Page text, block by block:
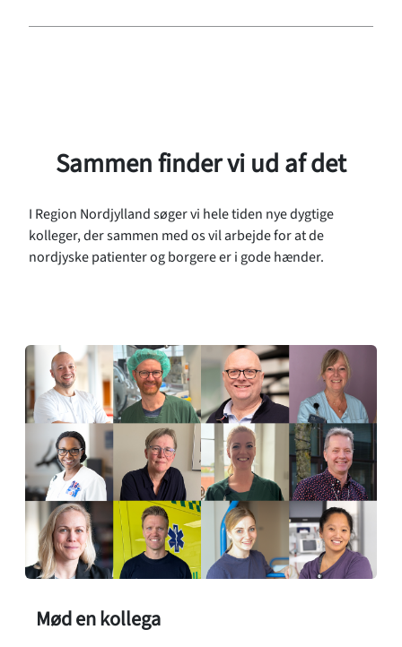
Sammen finder vi ud af det
I Region Nordjylland søger vi hele tiden nye dygtige
kolleger, der sammen med os vil arbejde for at de
nordjyske patienter og borgere er i gode hænder.
Mød en kollega